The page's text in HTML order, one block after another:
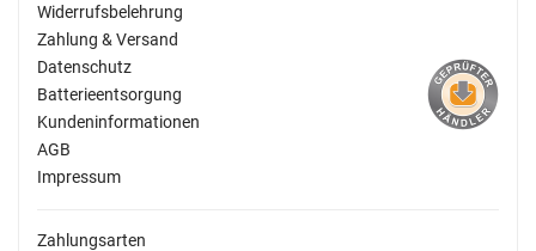
Widerrufsbelehrung
Zahlung & Versand
Datenschutz
Batterieentsorgung
Kundeninformationen
AGB
Impressum
Zahlungsarten